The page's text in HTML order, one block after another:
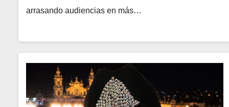
arrasando audiencias en más…